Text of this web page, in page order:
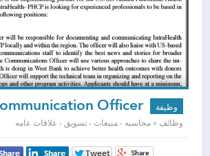
وظيفة
وظائف » محاسبه - مبيعات - تسويق - علاقات عامه